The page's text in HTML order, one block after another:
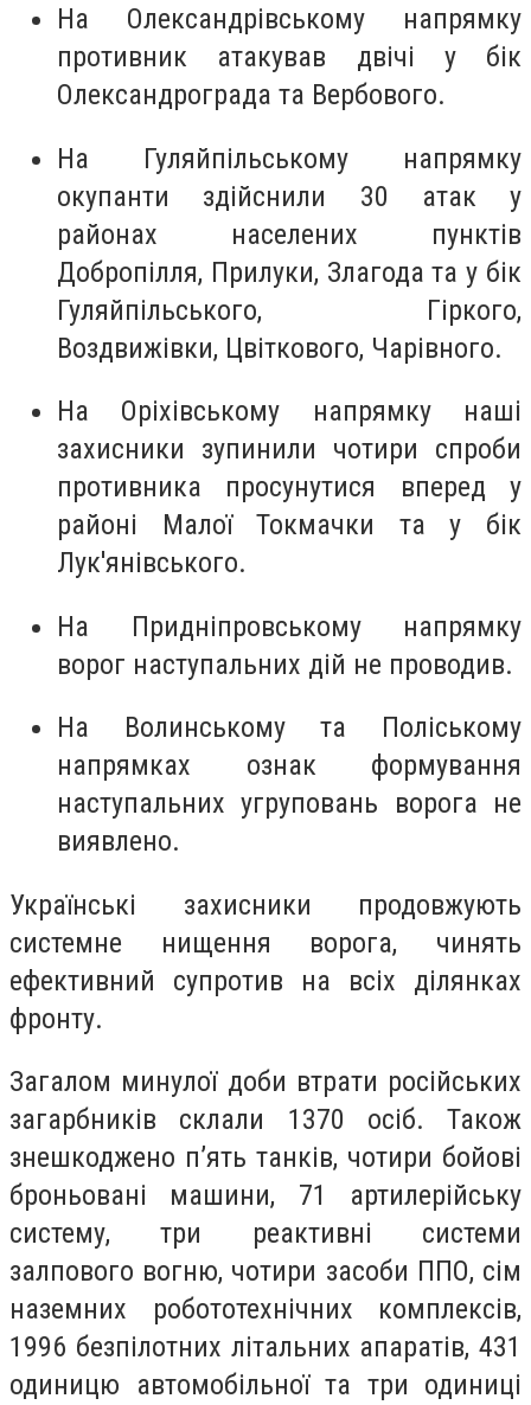
На Олександрівському напрямку
противник атакував двічі у бік
Олександрограда та Вербового.
На Гуляйпільському напрямку
окупанти здійснили 30 атак у
районах населених пунктів
Добропілля, Прилуки, Злагода та у бік
Гуляйпільського, Гіркого,
Воздвижівки, Цвіткового, Чарівного.
На Оріхівському напрямку наші
захисники зупинили чотири спроби
противника просунутися вперед у
районі Малої Токмачки та у бік
Лук'янівського.
На Придніпровському напрямку
ворог наступальних дій не проводив.
На Волинському та Поліському
напрямках ознак формування
наступальних угруповань ворога не
виявлено.
Українські захисники продовжують
системне нищення ворога, чинять
ефективний супротив на всіх ділянках
фронту.
Загалом минулої доби втрати російських
загарбників склали 1370 осіб. Також
знешкоджено п’ять танків, чотири бойові
броньовані машини, 71 артилерійську
систему, три реактивні системи
залпового вогню, чотири засоби ППО, сім
наземних робототехнічних комплексів,
1996 безпілотних літальних апаратів, 431
одиницю автомобільної та три одиниці